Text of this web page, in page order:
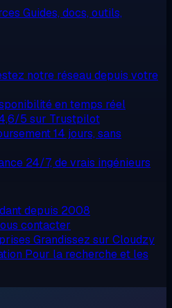
Guides, docs, outils,
notre réseau depuis votre
en temps réel
5 sur Trustpilot
14 jours, sans
24/7, de vrais ingénieurs
depuis 2008
contacter
Grandissez sur Cloudzy
Pour la recherche et les